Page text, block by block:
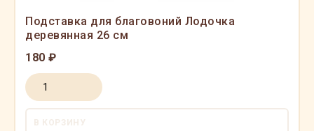
Подставка для благовоний Лодочка
деревянная 26 см
180 ₽
В КОРЗИНУ